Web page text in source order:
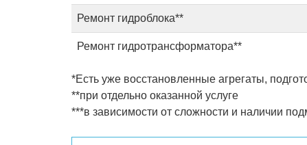
Ремонт гидроблока**
Ремонт гидротрансформатора**
*Есть уже восстановленные агрегаты,
**при отдельно оказанной услуге
***в зависимости от сложности и наличии